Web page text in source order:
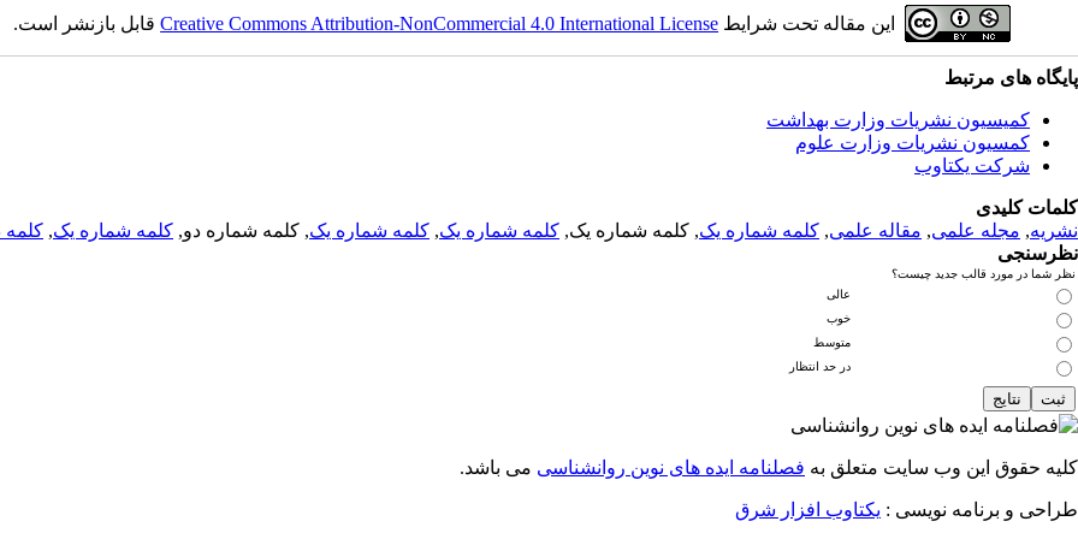
این مقاله تحت شرایط Creative Commons Attribution-NonCommercial 4.0 International Licenseقابل بازنشر است.
پایگاه های مرتبط
کمیسیون نشریات وزارت بهداشت
کمسیون نشریات وزارت علوم
شرکت یکتاوب
کلمات کلیدی
نشریه, مجله علمی, مقاله علمی, کلمه شماره یک, کلمه شماره یک, کلمه شماره یک, کلمه شماره یک, کلمه شماره دو, کلمه شماره یک, کلمه
نظرسنجی
نظر شما در مورد قالب جدید چیست؟
عالی
خوب
متوسط
در حد انتظار
کلیه حقوق این وب سایت متعلق به فصلنامه ایده های نوین روانشناسی می باشد.
طراحی و برنامه نویسی : یکتاوب افزار شرق